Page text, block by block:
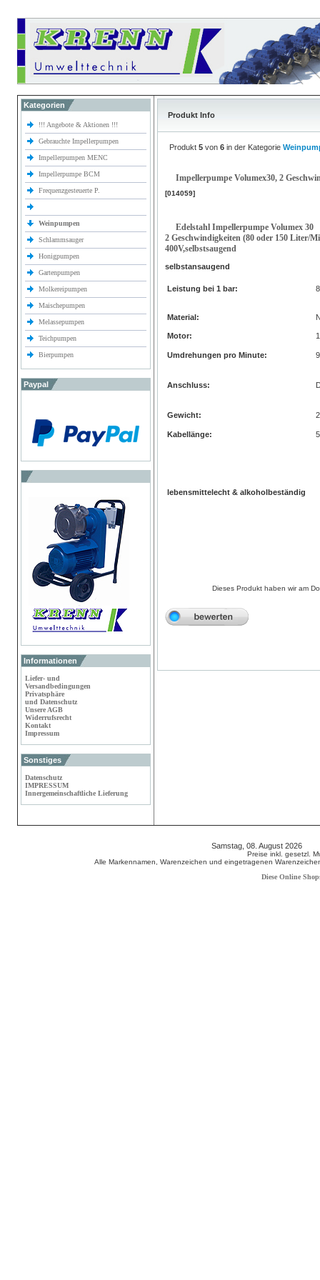
Kategorien
!!! Angebote & Aktionen !!!
Gebrauchte Impellerpumpen
Impellerpumpen MENC
Impellerpumpe BCM
Frequenzgesteuerte P.
Weinpumpen
Schlammsauger
Honigpumpen
Gartenpumpen
Molkereipumpen
Maischepumpen
Melassepumpen
Teichpumpen
Bierpumpen
Paypal
Informationen
Liefer- und
Versandbedingungen
Privatsphäre
und Datenschutz
Unsere AGB
Widerrufsrecht
Kontakt
Impressum
Sonstiges
Datenschutz
IMPRESSUM
Innergemeinschaftliche Lieferung
Produkt Info
Produkt 5 von 6 in der Kategorie
Impellerpumpe Volumex30, 2
[014059]
Edelstahl Impellerpumpe Volumex 30
2 Geschwindigkeiten (80 oder 150 Liter/
400V,selbstsaugend
selbstansaugend
Leistung bei 1 bar:
Material:
Motor:
Umdrehungen pro Minute:
Anschluss:
Gewicht:
Kabellänge:
lebensmittelecht & alkoholbeständig
Dieses Produkt haben wir am
Samstag, 08. August 2026
Preise inkl. gesetzl.
Alle Markennamen, Warenzeichen und eingetragenen
Diese Online